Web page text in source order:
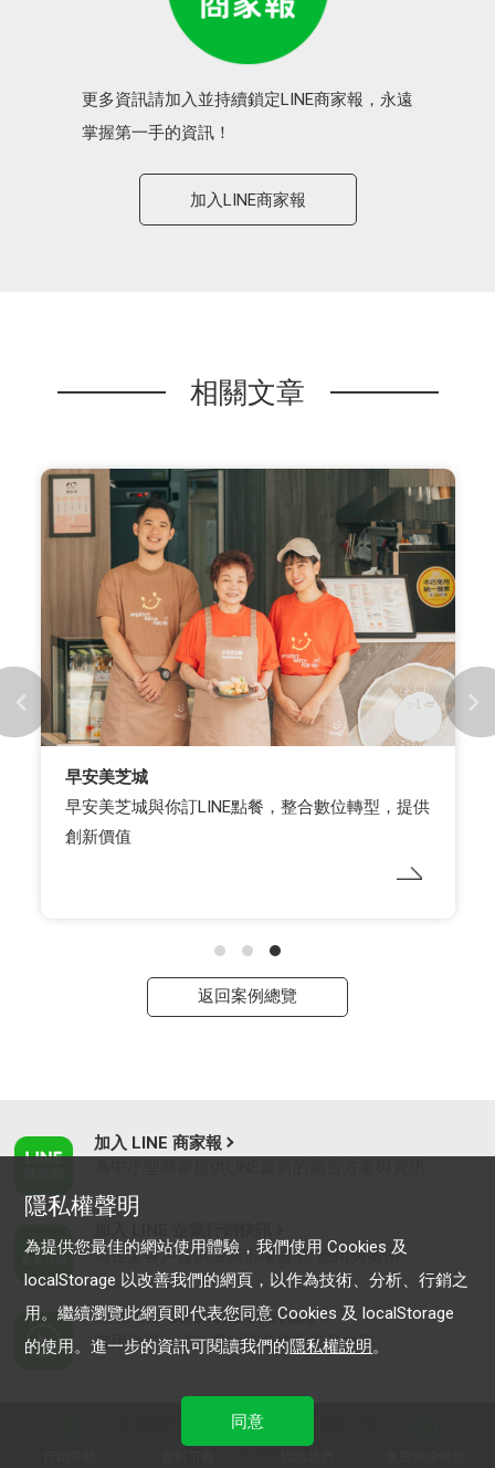
更多資訊請加入並持續鎖定LINE商家報，永遠
掌握第一手的資訊！
加入LINE商家報
相關文章
早安美芝城
早安美芝城與你訂LINE點餐，整合數位轉型，提供
創新價值
返回案例總覽
加入 LINE 商家報
為企業客戶提供最新市場趨勢, 應用與案例
LINE Biz-Solutions YouTube
實用教學、成功案例等多樣化影音內容
服務條款
© LY Corporation
隱私權聲明
為提供您最佳的網站使用體驗，我們使用 Cookies 及
localStorage 以改善我們的網頁，以作為技術、分析、行銷之
用。繼續瀏覽此網頁即代表您同意 Cookies 及 localStorage
的使用。進一步的資訊可閱讀我們的隱私權說明。
同意